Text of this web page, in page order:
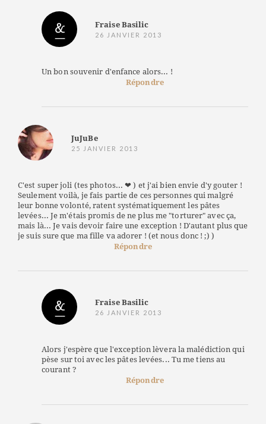
Fraise Basilic
26 JANVIER 2013
Un bon souvenir d'enfance alors... !
Répondre
JuJuBe
25 JANVIER 2013
C'est super joli (tes photos... ❤ ) et j'ai bien envie d'y gouter !
Seulement voilà, je fais partie de ces personnes qui malgré
leur bonne volonté, ratent systématiquement les pâtes
levées... Je m'étais promis de ne plus me "torturer" avec ça,
mais là... Je vais devoir faire une exception ! D'autant plus que
je suis sure que ma fille va adorer ! (et nous donc ! ;) )
Répondre
Fraise Basilic
26 JANVIER 2013
Alors j'espère que l'exception lèvera la malédiction qui
pèse sur toi avec les pâtes levées... Tu me tiens au
courant ?
Répondre